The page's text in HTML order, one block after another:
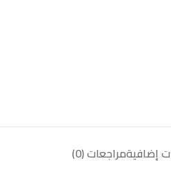
إضافيةمراجعات (0)